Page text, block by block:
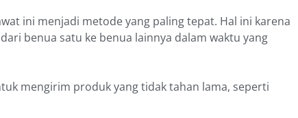
ini menjadi metode yang paling tepat. Hal ini karena
benua satu ke benua lainnya dalam waktu yang
mengirim produk yang tidak tahan lama, seperti